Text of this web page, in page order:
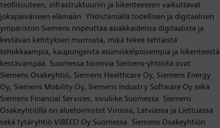
teollisuuteen, infrastruktuuriin ja liikenteeseen vaikuttavat
jokapäiväiseen elämään. Yhdistämällä todellisen ja digitaalisen
ympäristön Siemens nopeuttaa asiakkaidensa digitaalista ja
kestävän kehityksen murrosta, mikä tekee tehtaista
tehokkaampia, kaupungeista asumiskelpoisempia ja liikenteestä
kestävämpää. Suomessa toimivia Siemens-yhtiöitä ovat
Siemens Osakeyhtiö, Siemens Healthcare Oy, Siemens Energy
Oy, Siemens Mobility Oy, Siemens Industry Software Oy sekä
Siemens Financial Services, sivuliike Suomessa. Siemens
Osakeyhtiöllä on aluetoimistot Virossa, Latviassa ja Liettuassa
sekä tytäryhtiö VIBECO Oy Suomessa. Siemens Osakeyhtiön